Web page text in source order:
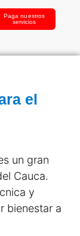
Paga nuestros
servicios
el
un gran
Cauca.
y
bienestar a